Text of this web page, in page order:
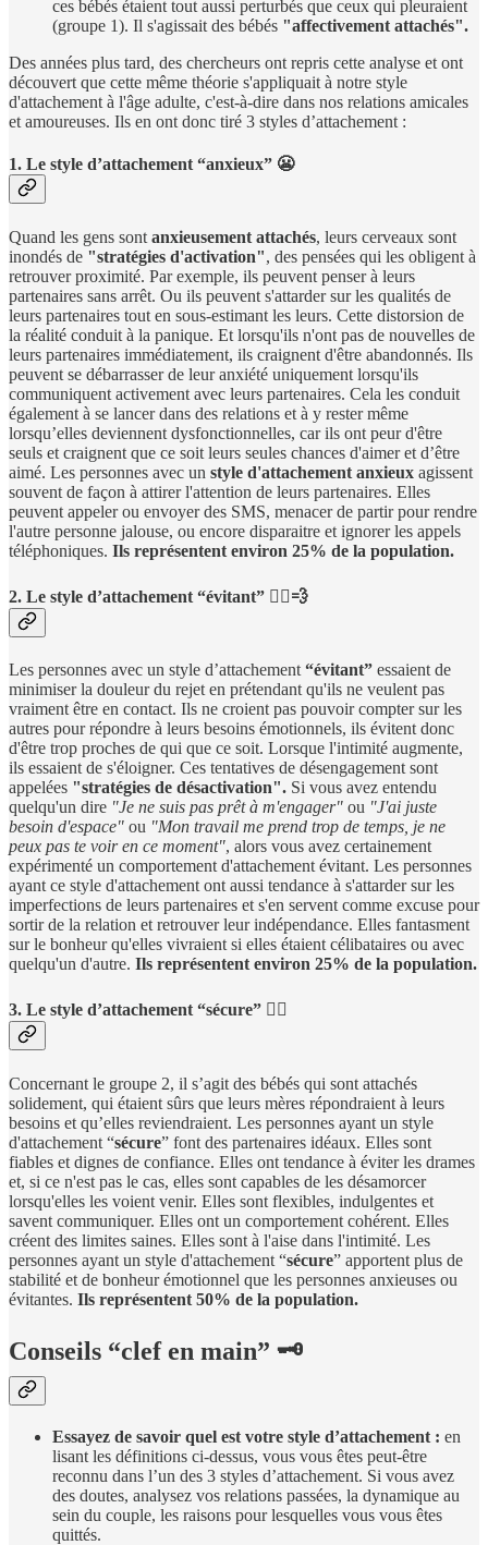
ces bébés étaient tout aussi perturbés que ceux qui pleuraient
(groupe 1). Il s'agissait des bébés "affectivement attachés".
Des années plus tard, des chercheurs ont repris cette analyse et ont
découvert que cette même théorie s'appliquait à notre style
d'attachement à l'âge adulte, c'est-à-dire dans nos relations amicales
et amoureuses. Ils en ont donc tiré 3 styles d’attachement :
1. Le style d’attachement “anxieux” 😬
Quand les gens sont anxieusement attachés, leurs cerveaux sont
inondés de "stratégies d'activation", des pensées qui les obligent à
retrouver proximité. Par exemple, ils peuvent penser à leurs
partenaires sans arrêt. Ou ils peuvent s'attarder sur les qualités de
leurs partenaires tout en sous-estimant les leurs. Cette distorsion de
la réalité conduit à la panique. Et lorsqu'ils n'ont pas de nouvelles de
leurs partenaires immédiatement, ils craignent d'être abandonnés. Ils
peuvent se débarrasser de leur anxiété uniquement lorsqu'ils
communiquent activement avec leurs partenaires. Cela les conduit
également à se lancer dans des relations et à y rester même
lorsqu’elles deviennent dysfonctionnelles, car ils ont peur d'être
seuls et craignent que ce soit leurs seules chances d'aimer et d’être
aimé. Les personnes avec un style d'attachement anxieux agissent
souvent de façon à attirer l'attention de leurs partenaires. Elles
peuvent appeler ou envoyer des SMS, menacer de partir pour rendre
l'autre personne jalouse, ou encore disparaitre et ignorer les appels
téléphoniques. Ils représentent environ 25% de la population.
2. Le style d’attachement “évitant” 🏃‍♂️💨
Les personnes avec un style d’attachement “évitant” essaient de
minimiser la douleur du rejet en prétendant qu'ils ne veulent pas
vraiment être en contact. Ils ne croient pas pouvoir compter sur les
autres pour répondre à leurs besoins émotionnels, ils évitent donc
d'être trop proches de qui que ce soit. Lorsque l'intimité augmente,
ils essaient de s'éloigner. Ces tentatives de désengagement sont
appelées "stratégies de désactivation". Si vous avez entendu
quelqu'un dire "Je ne suis pas prêt à m'engager" ou "J'ai juste
besoin d'espace" ou "Mon travail me prend trop de temps, je ne
peux pas te voir en ce moment", alors vous avez certainement
expérimenté un comportement d'attachement évitant. Les personnes
ayant ce style d'attachement ont aussi tendance à s'attarder sur les
imperfections de leurs partenaires et s'en servent comme excuse pour
sortir de la relation et retrouver leur indépendance. Elles fantasment
sur le bonheur qu'elles vivraient si elles étaient célibataires ou avec
quelqu'un d'autre. Ils représentent environ 25% de la population.
3. Le style d’attachement “sécure” 🧘‍♀️
Concernant le groupe 2, il s’agit des bébés qui sont attachés
solidement, qui étaient sûrs que leurs mères répondraient à leurs
besoins et qu’elles reviendraient. Les personnes ayant un style
d'attachement “sécure” font des partenaires idéaux. Elles sont
fiables et dignes de confiance. Elles ont tendance à éviter les drames
et, si ce n'est pas le cas, elles sont capables de les désamorcer
lorsqu'elles les voient venir. Elles sont flexibles, indulgentes et
savent communiquer. Elles ont un comportement cohérent. Elles
créent des limites saines. Elles sont à l'aise dans l'intimité. Les
personnes ayant un style d'attachement “sécure” apportent plus de
stabilité et de bonheur émotionnel que les personnes anxieuses ou
évitantes. Ils représentent 50% de la population.
Conseils “clef en main” 🗝
Essayez de savoir quel est votre style d’attachement : en
lisant les définitions ci-dessus, vous vous êtes peut-être
reconnu dans l’un des 3 styles d’attachement. Si vous avez
des doutes, analysez vos relations passées, la dynamique au
sein du couple, les raisons pour lesquelles vous vous êtes
quittés.